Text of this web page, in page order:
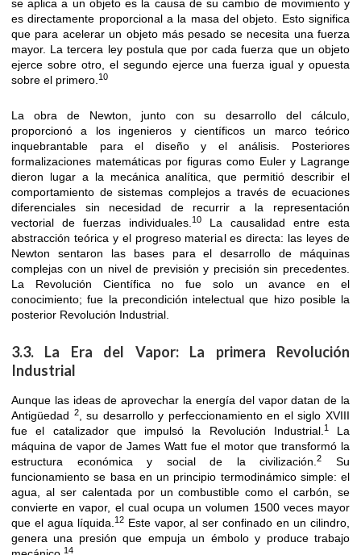
se aplica a un objeto es la causa de su cambio de movimiento y
es directamente proporcional a la masa del objeto. Esto significa
que para acelerar un objeto más pesado se necesita una fuerza
mayor. La tercera ley postula que por cada fuerza que un objeto
ejerce sobre otro, el segundo ejerce una fuerza igual y opuesta
sobre el primero.10
La obra de Newton, junto con su desarrollo del cálculo,
proporcionó a los ingenieros y científicos un marco teórico
inquebrantable para el diseño y el análisis. Posteriores
formalizaciones matemáticas por figuras como Euler y Lagrange
dieron lugar a la mecánica analítica, que permitió describir el
comportamiento de sistemas complejos a través de ecuaciones
diferenciales sin necesidad de recurrir a la representación
vectorial de fuerzas individuales.10
La causalidad entre esta
abstracción teórica y el progreso material es directa: las leyes de
Newton sentaron las bases para el desarrollo de máquinas
complejas con un nivel de previsión y precisión sin precedentes.
La Revolución Científica no fue solo un avance en el
conocimiento; fue la precondición intelectual que hizo posible la
posterior Revolución Industrial.
3.3. La Era del Vapor: La primera Revolución
Industrial
Aunque las ideas de aprovechar la energía del vapor datan de la
Antigüedad 2, su desarrollo y perfeccionamiento en el siglo XVIII
fue el catalizador que impulsó la Revolución Industrial.1La
máquina de vapor de James Watt fue el motor que transformó la
estructura económica y social de la civilización.2
Su
funcionamiento se basa en un principio termodinámico simple: el
agua, al ser calentada por un combustible como el carbón, se
convierte en vapor, el cual ocupa un volumen 1500 veces mayor
que el agua líquida.12Este vapor, al ser confinado en un cilindro,
genera una presión que empuja un émbolo y produce trabajo
14